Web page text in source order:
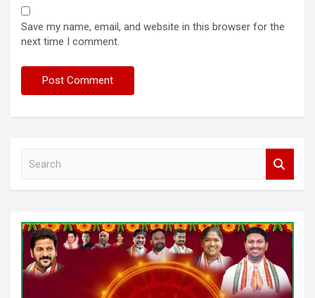
Save my name, email, and website in this browser for the
next time I comment.
h